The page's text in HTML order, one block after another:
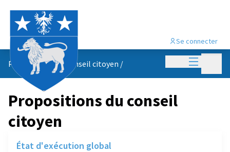
Menu
Se connecter
Propositions du conseil citoyen /
Propositions du conseil
citoyen
État d'exécution global